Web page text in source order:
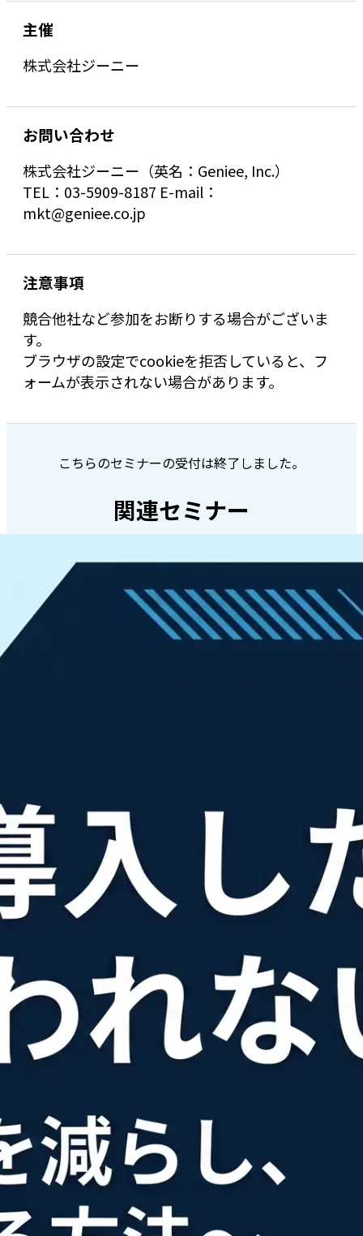
主催
株式会社ジーニー
お問い合わせ
株式会社ジーニー（英名：Geniee, Inc.）
TEL：03-5909-8187 E-mail：
mkt@geniee.co.jp
注意事項
競合他社など参加をお断りする場合がございま
す。
ブラウザの設定でcookieを拒否していると、フ
ォームが表示されない場合があります。
こちらのセミナーの受付は終了しました。
関連セミナー